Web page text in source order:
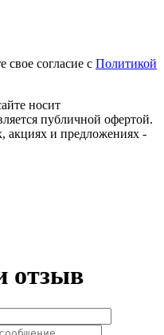
свое согласие с Политикой
носит
публичной офертой.
и предложениях -
отзыв